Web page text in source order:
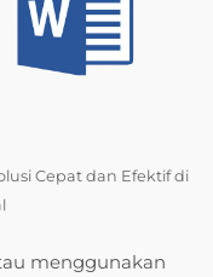
Cepat dan Efektif di
menggunakan